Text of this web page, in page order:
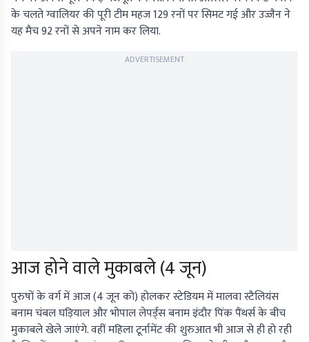
के चलते ग्वालियर की पूरी टीम महज 129 रनों पर सिमट गई और उज्जैन ने
यह मैच 92 रनों से अपने नाम कर लिया.
ADVERTISEMENT
आज होने वाले मुकाबले (4 जून)
पुरुषों के वर्ग में आज (4 जून को) होलकर स्टेडियम में मालवा स्टैलियंस
बनाम चंबल घड़ियाल और भोपाल लेपर्ड्स बनाम इंदौर पिंक पैंथर्स के बीच
मुकाबले खेले जाएंगे. वहीं महिला टूर्नामेंट की शुरुआत भी आज से ही हो रही